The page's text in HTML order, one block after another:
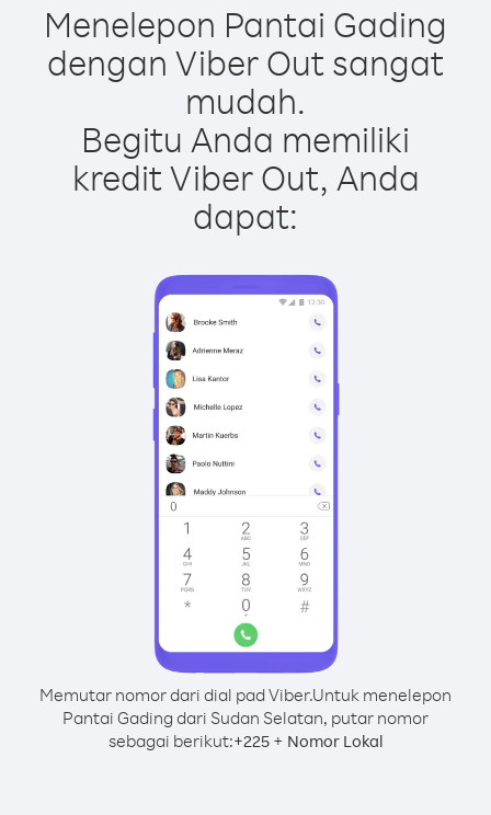
Menelepon Pantai Gading
dengan Viber Out sangat
mudah.
Begitu Anda memiliki
kredit Viber Out, Anda
dapat:
Memutar nomor dari dial pad Viber.Untuk menelepon
Pantai Gading dari Sudan Selatan, putar nomor
sebagai berikut:+225+ Nomor Lokal